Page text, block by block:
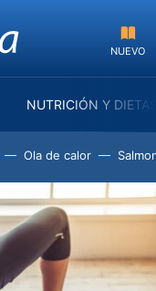
NUEVO
NUTRICIÓN Y
Ola de calor